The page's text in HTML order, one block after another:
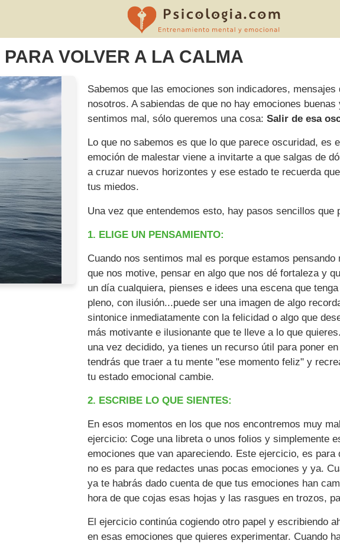
VOLVER A LA CALMA
Sabemos que las emociones son indicadores,
nosotros. A sabiendas de que no hay emociones
sentimos mal, sólo queremos una cosa: Salir de esa
Lo que no sabemos es que lo que parece oscuridad, es
emoción de malestar viene a invitarte a que salgas de
a cruzar nuevos horizontes y ese estado te recuerda
tus miedos.
Una vez que entendemos esto, hay pasos sencillos
1. ELIGE UN PENSAMIENTO:
Cuando nos sentimos mal es porque estamos
que nos motive, pensar en algo que nos dé fortaleza y
un día cualquiera, pienses e idees una escena que
pleno, con ilusión...puede ser una imagen de algo
sintonice inmediatamente con la felicidad o algo que
más motivante e ilusionante que te lleve a lo que
una vez decidido, ya tienes un recurso útil para poner
tendrás que traer a tu mente "ese momento feliz" y
tu estado emocional cambie.
2. ESCRIBE LO QUE SIENTES:
En esos momentos en los que nos encontremos muy
ejercicio: Coge una libreta o unos folios y simplemente
emociones que van apareciendo. Este ejercicio, es
no es para que redactes unas pocas emociones y ya.
ya te habrás dado cuenta de que tus emociones han
hora de que cojas esas hojas y las rasgues en trozos,
El ejercicio continúa cogiendo otro papel y escribiendo
en esas emociones que quieres experimentar. Cuando